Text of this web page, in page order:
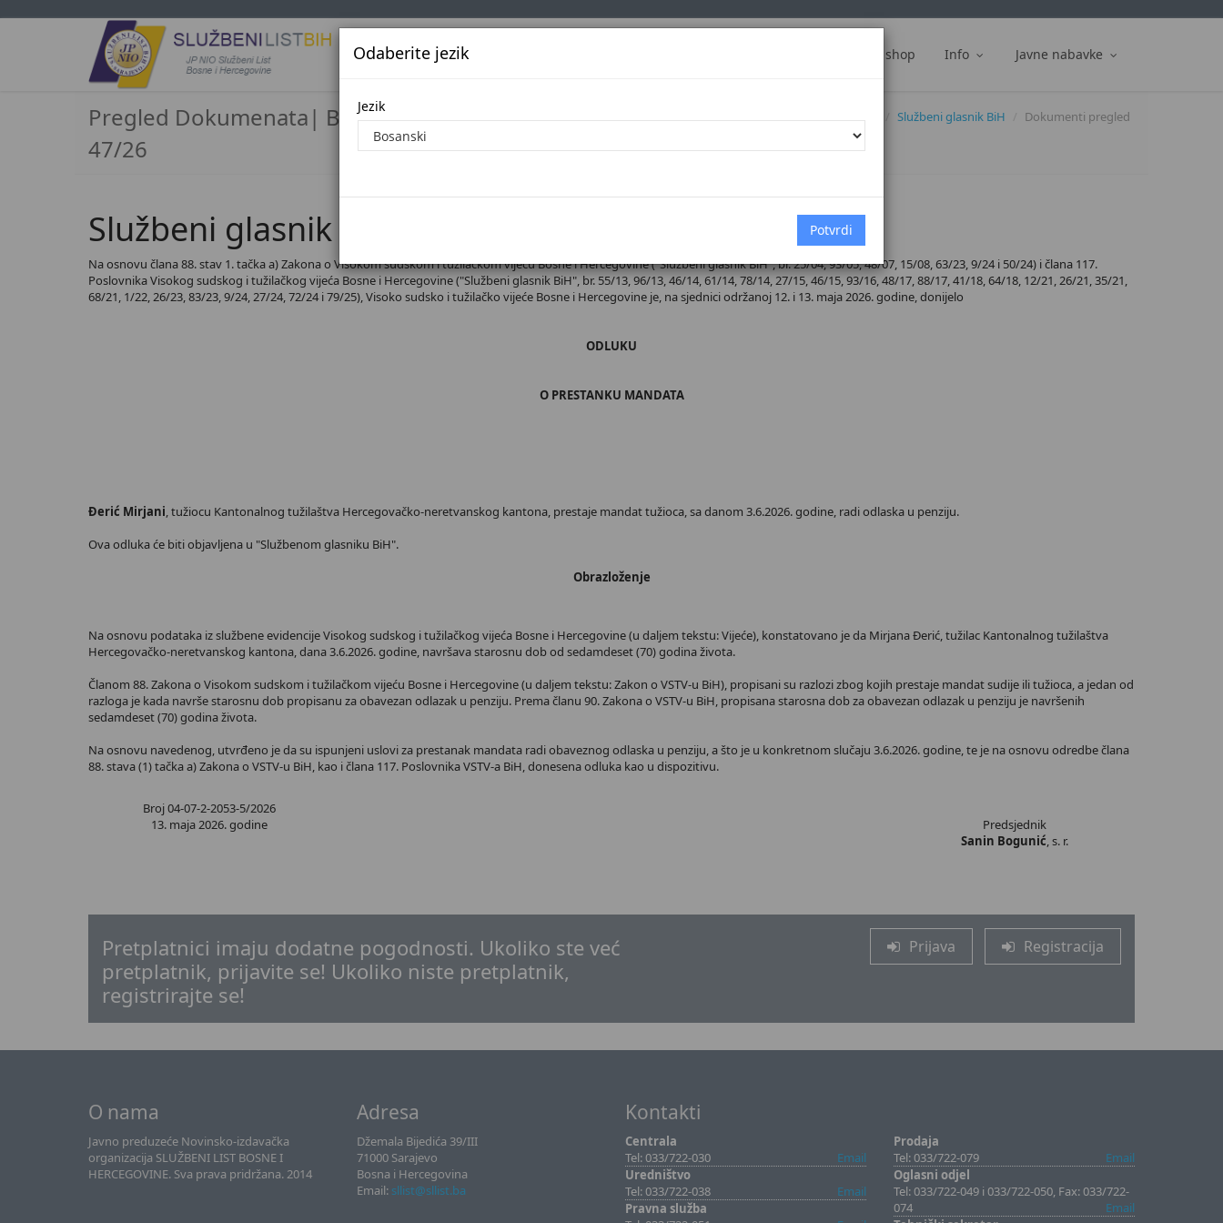
Jezik Službena glasila Web shop Info Javne nabavke
Odaberite jezik
Jezik
Pregled Dokumenata| Broj
47/26
Početna Dokumenti Službeni glasnik BiH Dokumenti pregled
Službeni glasnik BiH, broj 47/26
Na osnovu člana 88. stav 1. tačka a) Zakona o Visokom sudskom i tužilačkom vijeću Bosne i Hercegovine ("Službeni glasnik BiH", br. 25/04, 93/05, 48/07, 15/08, 63/23, 9/24 i 50/24) i člana 117.
Poslovnika Visokog sudskog i tužilačkog vijeća Bosne i Hercegovine ("Službeni glasnik BiH", br. 55/13, 96/13, 46/14, 61/14, 78/14, 27/15, 46/15, 93/16, 48/17, 88/17, 41/18, 64/18, 12/21, 26/21, 35/21,
68/21, 1/22, 26/23, 83/23, 9/24, 27/24, 72/24 i 79/25), Visoko sudsko i tužilačko vijeće Bosne i Hercegovine je, na sjednici održanoj 12. i 13. maja 2026. godine, donijelo
ODLUKU
O PRESTANKU MANDATA
Đerić Mirjani, tužiocu Kantonalnog tužilaštva Hercegovačko-neretvanskog kantona, prestaje mandat tužioca, sa danom 3.6.2026. godine, radi odlaska u penziju.
Ova odluka će biti objavljena u "Službenom glasniku BiH".
Obrazloženje
Na osnovu podataka iz službene evidencije Visokog sudskog i tužilačkog vijeća Bosne i Hercegovine (u daljem tekstu: Vijeće), konstatovano je da Mirjana Đerić, tužilac Kantonalnog tužilaštva
Hercegovačko-neretvanskog kantona, dana 3.6.2026. godine, navršava starosnu dob od sedamdeset (70) godina života.
Članom 88. Zakona o Visokom sudskom i tužilačkom vijeću Bosne i Hercegovine (u daljem tekstu: Zakon o VSTV-u BiH), propisani su razlozi zbog kojih prestaje mandat sudije ili tužioca, a jedan od
razloga je kada navrše starosnu dob propisanu za obavezan odlazak u penziju. Prema članu 90. Zakona o VSTV-u BiH, propisana starosna dob za obavezan odlazak u penziju je navršenih
sedamdeset (70) godina života.
Na osnovu navedenog, utvrđeno je da su ispunjeni uslovi za prestanak mandata radi obaveznog odlaska u penziju, a što je u konkretnom slučaju 3.6.2026. godine, te je na osnovu odredbe člana
88. stava (1) tačka a) Zakona o VSTV-u BiH, kao i člana 117. Poslovnika VSTV-a BiH, donesena odluka kao u dispozitivu.
Broj 04-07-2-2053-5/2026
13. maja 2026. godine
Predsjednik
Sanin Bogunić, s. r.
Pretplatnici imaju dodatne pogodnosti. Ukoliko ste već
pretplatnik, prijavite se! Ukoliko niste pretplatnik,
registrirajte se!
Prijava Registracija
O nama
Javno preduzeće Novinsko-izdavačka
organizacija SLUŽBENI LIST BOSNE I
HERCEGOVINE. Sva prava pridržana. 2014
Adresa
Džemala Bijedića 39/III
71000 Sarajevo
Bosna i Hercegovina
Email: sllist@sllist.ba
Kontakti
Centrala
Tel: 033/722-030
Email
Uredništvo
Tel: 033/722-038
Email
Pravna služba
Prodaja
Tel: 033/722-079
Email
Oglasni odjel
Tel: 033/722-049 i 033/722-050, Fax: 033/722-
074
Email